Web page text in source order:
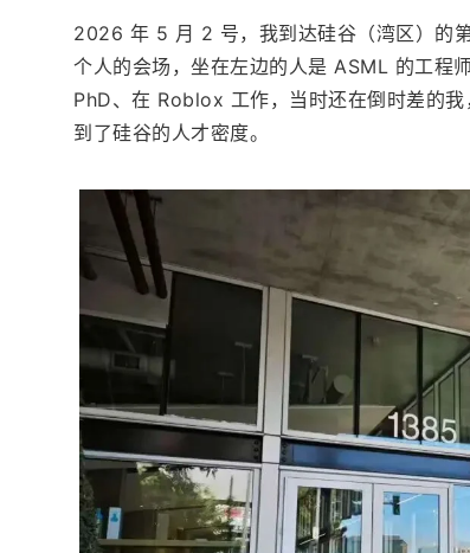
2026 年 5 月 2 号，我到达硅谷（湾区）的
个人的会场，坐在左边的人是 ASML 的工程
PhD、在 Roblox 工作，当时还在倒时差的
到了硅谷的人才密度。